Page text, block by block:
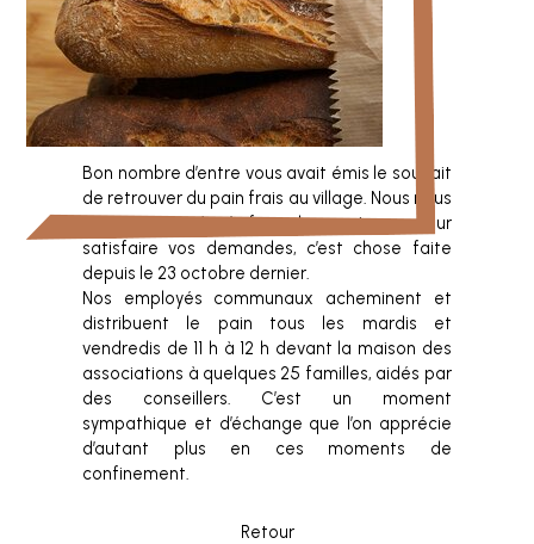
Bon nombre d’entre vous avait émis le souhait
de retrouver du pain frais au village. Nous nous
étions engagés à faire le maximum pour
satisfaire vos demandes, c’est chose faite
depuis le 23 octobre dernier.
Nos employés communaux acheminent et
distribuent le pain tous les mardis et
vendredis de 11 h à 12 h devant la maison des
associations à quelques 25 familles, aidés par
des conseillers. C’est un moment
sympathique et d’échange que l’on apprécie
d’autant plus en ces moments de
confinement.
Retour